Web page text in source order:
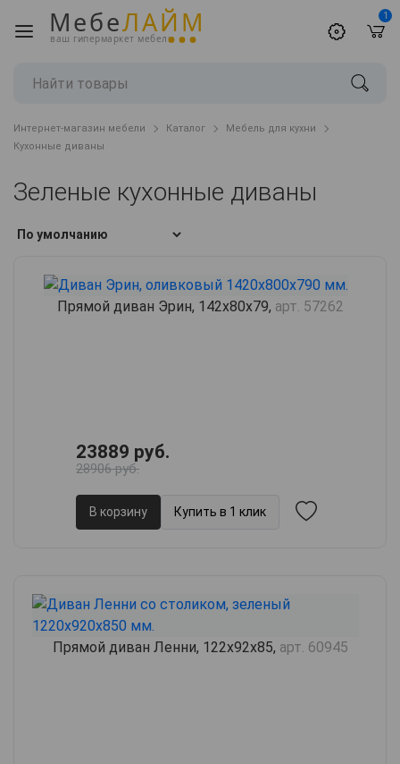
МебеЛАЙМ
ваш гипермаркет мебели
1
Интернет-магазин мебели Каталог
Мебель для кухни
Кухонные диваны
Зеленые кухонные диваны
Прямой диван Эрин, 142х80х79, арт. 57262
23889 руб.
28906 руб.
В корзину Купить в 1 клик
Прямой диван Ленни, 122х92х85, арт. 60945